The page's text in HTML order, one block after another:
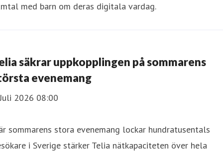
med barn om deras digitala vardag.
säkrar uppkopplingen på sommarens
evenemang
2026 08:00
sommarens stora evenemang lockar hundratusentals
i Sverige stärker Telia nätkapaciteten över hela